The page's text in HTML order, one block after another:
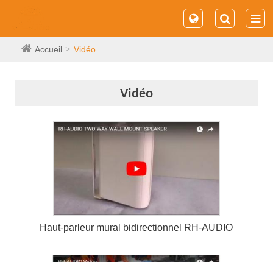
Accueil Vidéo
Vidéo
Haut-parleur mural bidirectionnel RH-AUDIO